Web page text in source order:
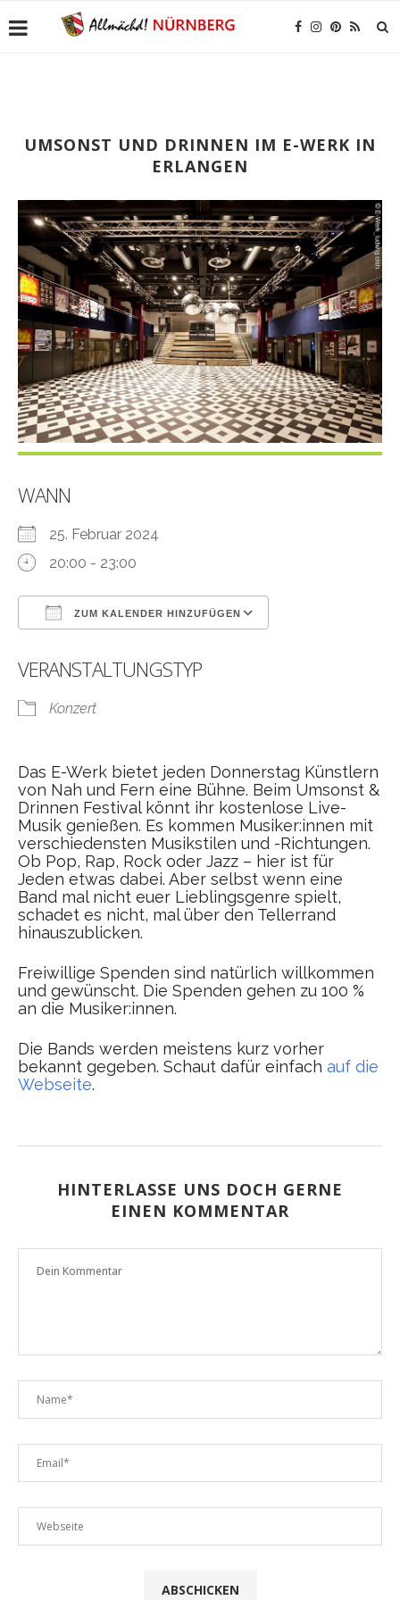
UMSONST UND DRINNEN IM E-WERK IN
ERLANGEN
WANN
25. Februar 2024
20:00 - 23:00
ZUM KALENDER HINZUFÜGEN
VERANSTALTUNGSTYP
Konzert
Das E-Werk bietet jeden Donnerstag Künstlern
von Nah und Fern eine Bühne. Beim Umsonst &
Drinnen Festival könnt ihr kostenlose Live-
Musik genießen. Es kommen Musiker:innen mit
verschiedensten Musikstilen und -Richtungen.
Ob Pop, Rap, Rock oder Jazz – hier ist für
Jeden etwas dabei. Aber selbst wenn eine
Band mal nicht euer Lieblingsgenre spielt,
schadet es nicht, mal über den Tellerrand
hinauszublicken.
Freiwillige Spenden sind natürlich willkommen
und gewünscht. Die Spenden gehen zu 100 %
an die Musiker:innen.
Die Bands werden meistens kurz vorher
bekannt gegeben. Schaut dafür einfach auf die
Webseite.
HINTERLASSE UNS DOCH GERNE
EINEN KOMMENTAR